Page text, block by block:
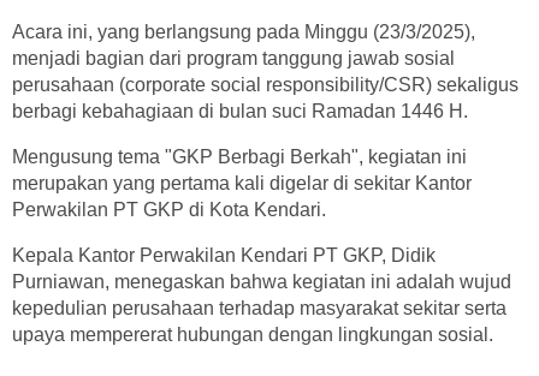
Acara ini, yang berlangsung pada Minggu (23/3/2025),
menjadi bagian dari program tanggung jawab sosial
perusahaan (corporate social responsibility/CSR) sekaligus
berbagi kebahagiaan di bulan suci Ramadan 1446 H.
Mengusung tema "GKP Berbagi Berkah", kegiatan ini
merupakan yang pertama kali digelar di sekitar Kantor
Perwakilan PT GKP di Kota Kendari.
Kepala Kantor Perwakilan Kendari PT GKP, Didik
Purniawan, menegaskan bahwa kegiatan ini adalah wujud
kepedulian perusahaan terhadap masyarakat sekitar serta
upaya mempererat hubungan dengan lingkungan sosial.